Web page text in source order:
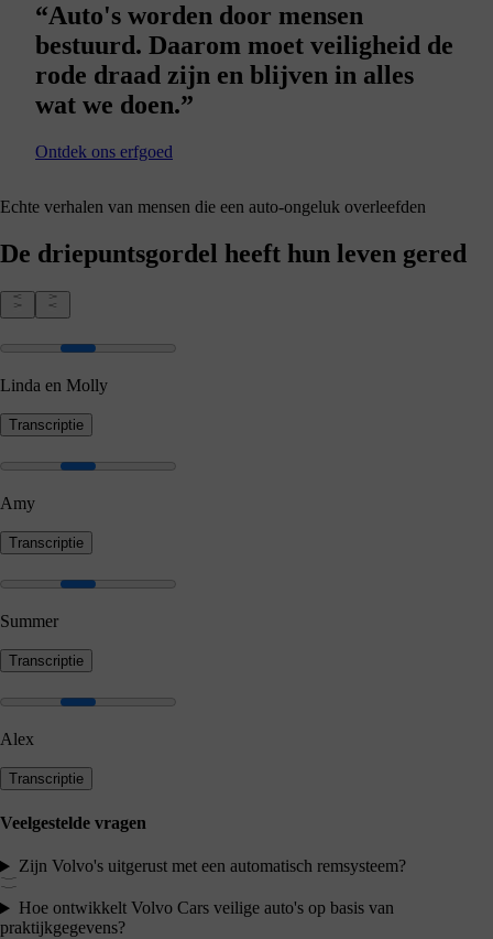
“Auto's worden door mensen
bestuurd. Daarom moet veiligheid de
rode draad zijn en blijven in alles
wat we doen.”
Ontdek ons erfgoed
Echte verhalen van mensen die een auto-ongeluk overleefden
De driepuntsgordel heeft hun leven gered
Linda en Molly
Transcriptie
Amy
Transcriptie
Summer
Transcriptie
Alex
Transcriptie
Veelgestelde vragen
Zijn Volvo's uitgerust met een automatisch remsysteem?
Hoe ontwikkelt Volvo Cars veilige auto's op basis van
praktijkgegevens?